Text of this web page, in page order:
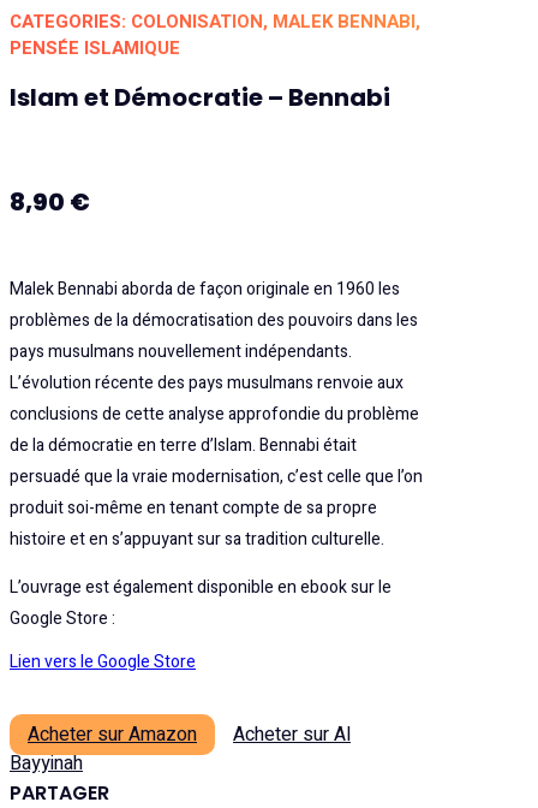
CATEGORIES: COLONISATION, MALEK BENNABI,
PENSÉE ISLAMIQUE
Islam et Démocratie – Bennabi
8,90 €
Malek Bennabi aborda de façon originale en 1960 les
problèmes de la démocratisation des pouvoirs dans les
pays musulmans nouvellement indépendants.
L’évolution récente des pays musulmans renvoie aux
conclusions de cette analyse approfondie du problème
de la démocratie en terre d’Islam. Bennabi était
persuadé que la vraie modernisation, c’est celle que l’on
produit soi-même en tenant compte de sa propre
histoire et en s’appuyant sur sa tradition culturelle.
L’ouvrage est également disponible en ebook sur le
Google Store :
Lien vers le Google Store
Acheter sur Amazon
Acheter sur Al
Bayyinah
PARTAGER